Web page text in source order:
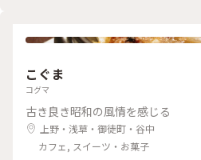
て、東京にはいまはここだけにな
前 #カフェ #まだまだ #行きたい
こぐま
コグマ
古き良き昭和の風情を感じる
上野・浅草・御徒町・谷中
カフェ, スイーツ・お菓子